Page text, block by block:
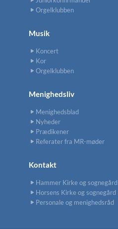
Orgelklubben
Musik
Koncert
Kor
Orgelklubben
Menighedsliv
Menighedsblad
Nyheder
Prædikener
Referater fra MR-møder
Kontakt
Hammer Kirke og sognegård
Horsens Kirke og sognegård
Personale og menighedsråd